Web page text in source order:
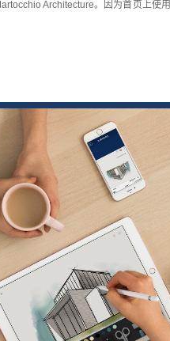
Architecture。因为首页上使